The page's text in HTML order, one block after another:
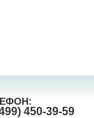
450-39-59